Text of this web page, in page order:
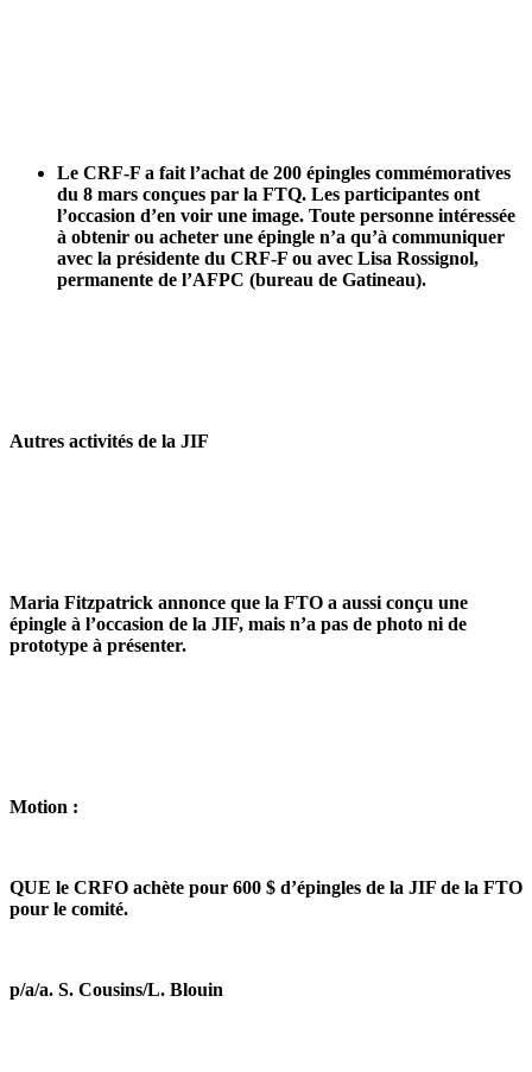
Le CRF-F a fait l’achat de 200 épingles commémoratives
du 8 mars conçues par la FTQ. Les participantes ont
l’occasion d’en voir une image. Toute personne intéressée
à obtenir ou acheter une épingle n’a qu’à communiquer
avec la présidente du CRF-F ou avec Lisa Rossignol,
permanente de l’AFPC (bureau de Gatineau).
Autres activités de la JIF
Maria Fitzpatrick annonce que la FTO a aussi conçu une
épingle à l’occasion de la JIF, mais n’a pas de photo ni de
prototype à présenter.
Motion :
QUE le CRFO achète pour 600 $ d’épingles de la JIF de la FTO
pour le comité.
p/a/a. S. Cousins/L. Blouin